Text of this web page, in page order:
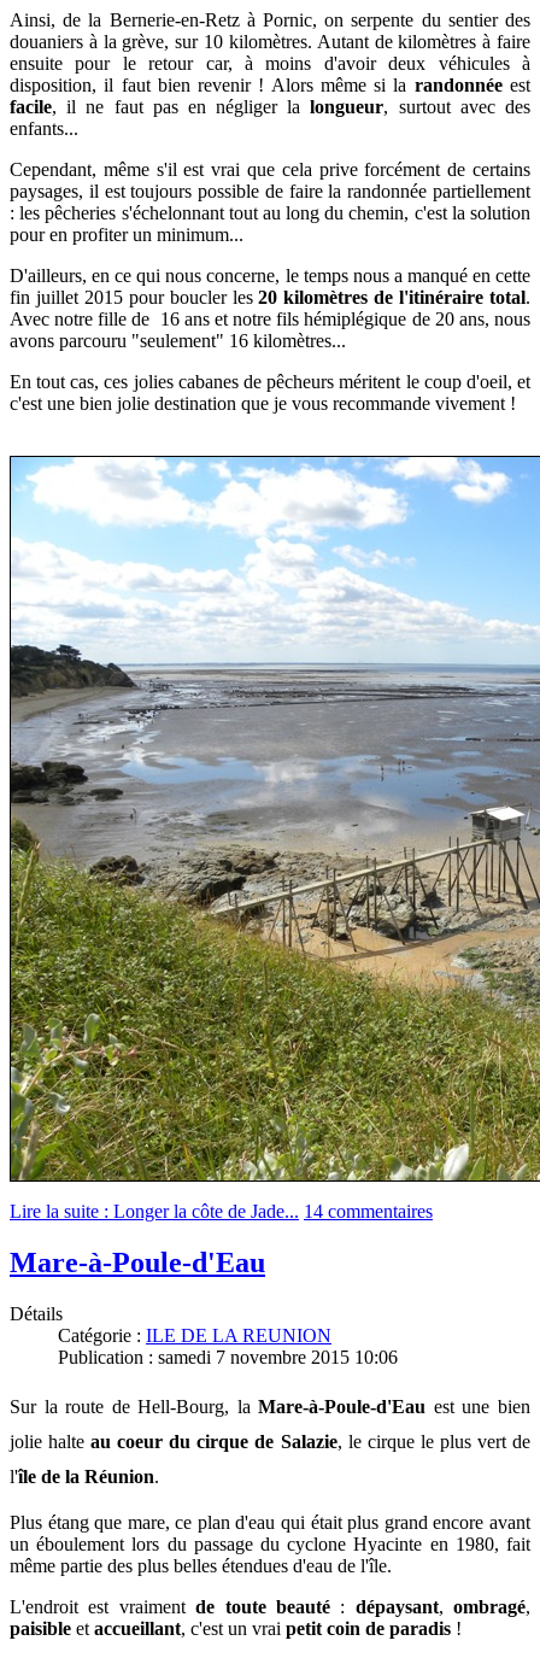
Ainsi, de la Bernerie-en-Retz à Pornic, on serpente du sentier des
douaniers à la grève, sur 10 kilomètres. Autant de kilomètres à faire
ensuite pour le retour car, à moins d'avoir deux véhicules à
disposition, il faut bien revenir ! Alors même si la randonnéeest
facile, il ne faut pas en négliger lalongueur, surtout avec des
enfants...
Cependant, même s'il est vrai que cela priveforcémentde certains
paysages, il est toujours possible de faire la randonnée partiellement
: les pêcheries s'échelonnant tout au long du chemin, c'est la solution
pour en profiter un minimum...
D'ailleurs, en ce qui nous concerne, le temps nous a manqué en cette
fin juillet 2015 pour boucler les20 kilomètres de l'itinéraire total.
Avecnotre fille de 16 ans et notre fils hémiplégique de 20 ans,nous
avons parcouru "seulement" 16 kilomètres...
En tout cas, ces jolies cabanes de pêcheurs méritent le coup d'oeil, et
c'est une bien jolie destination que je vous recommande vivement !
Lire la suite : Longer la côte de Jade... 14 commentaires
Mare-à-Poule-d'Eau
Détails
Catégorie : ILE DE LA REUNION
Publication : samedi 7 novembre 2015 10:06
Sur la route de Hell-Bourg, laMare-à-Poule-d'Eau est une bien
jolie halteau coeur du cirque de Salazie, le cirque le plus vert de
l'île de la Réunion.
Plus étang que mare, ce plan d'eau qui était plus grand encore avant
un éboulement lors du passage du cyclone Hyacinte en 1980, fait
même partie des plus belles étendues d'eau de l'île.
L'endroit est vraimentde toute beauté: dépaysant, ombragé,
paisible et accueillant, c'est un vrai petit coin de paradis !